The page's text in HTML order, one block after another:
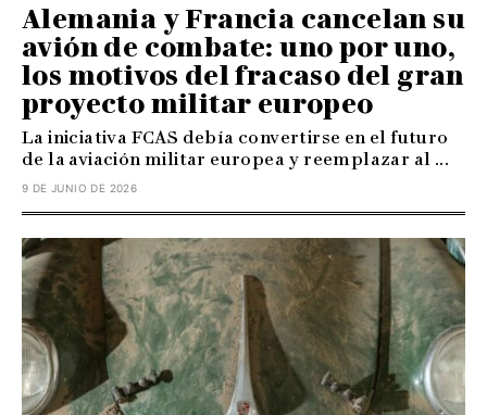
Alemania y Francia cancelan su
avión de combate: uno por uno,
los motivos del fracaso del gran
proyecto militar europeo
La iniciativa FCAS debía convertirse en el futuro
de la aviación militar europea y reemplazar al ...
9 DE JUNIO DE 2026